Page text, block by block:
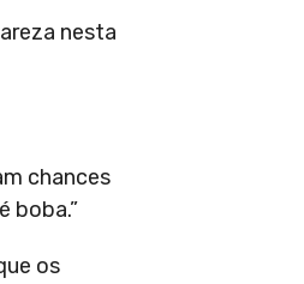
nesta
chances
boba.”
os